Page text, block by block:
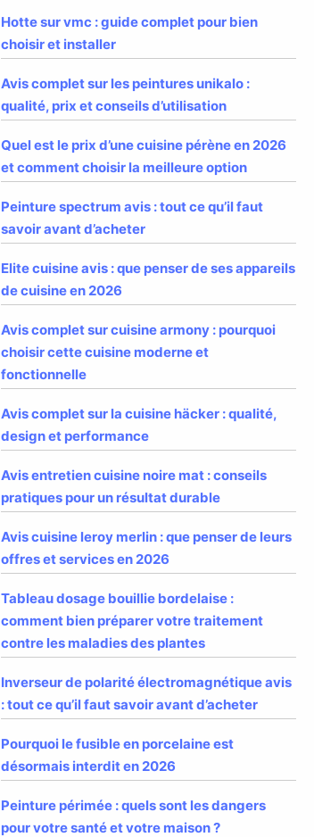
Hotte sur vmc : guide complet pour bien
choisir et installer
Avis complet sur les peintures unikalo :
qualité, prix et conseils d’utilisation
Quel est le prix d’une cuisine pérène en 2026
et comment choisir la meilleure option
Peinture spectrum avis : tout ce qu’il faut
savoir avant d’acheter
Elite cuisine avis : que penser de ses appareils
de cuisine en 2026
Avis complet sur cuisine armony : pourquoi
choisir cette cuisine moderne et
fonctionnelle
Avis complet sur la cuisine häcker : qualité,
design et performance
Avis entretien cuisine noire mat : conseils
pratiques pour un résultat durable
Avis cuisine leroy merlin : que penser de leurs
offres et services en 2026
Tableau dosage bouillie bordelaise :
comment bien préparer votre traitement
contre les maladies des plantes
Inverseur de polarité électromagnétique avis
: tout ce qu’il faut savoir avant d’acheter
Pourquoi le fusible en porcelaine est
désormais interdit en 2026
Peinture périmée : quels sont les dangers
pour votre santé et votre maison ?